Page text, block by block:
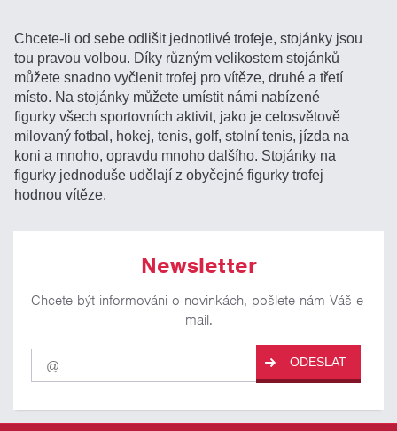
Chcete-li od sebe odlišit jednotlivé trofeje, stojánky jsou
tou pravou volbou. Díky různým velikostem stojánků
můžete snadno vyčlenit trofej pro vítěze, druhé a třetí
místo. Na stojánky můžete umístit námi nabízené
figurky všech sportovních aktivit, jako je celosvětově
milovaný fotbal, hokej, tenis, golf, stolní tenis, jízda na
koni a mnoho, opravdu mnoho dalšího. Stojánky na
figurky jednoduše udělají z obyčejné figurky trofej
hodnou vítěze.
Newsletter
Chcete být informováni o novinkách, pošlete nám Váš e-
mail.
Pro
odběr
našich
ODESLAT